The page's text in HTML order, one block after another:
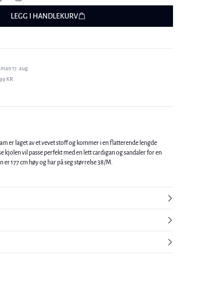
LEGG I HANDLEKURV
17. aug.
KR.
er laget av et vevet stoff og kommer i en flatterende lengde
kjolen vil passe perfekt med en lett cardigan og sandaler for en
Modellen er 177 cm høy og har på seg størrelse 38/M.